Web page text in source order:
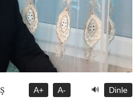
A+ A- 🔊 Dinle